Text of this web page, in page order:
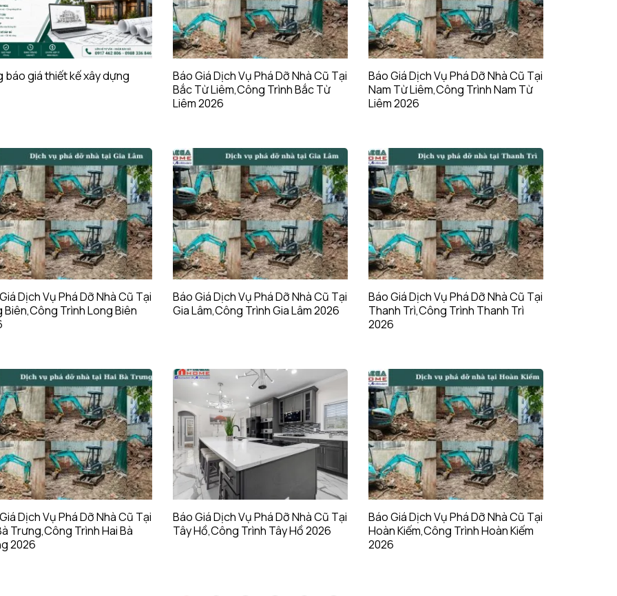
báo giá thiết kế xây dựng
Báo Giá Dịch Vụ Phá Dỡ Nhà Cũ Tại
Bắc Từ Liêm,Công Trình Bắc Từ
Liêm 2026
Báo Giá Dịch Vụ Phá Dỡ Nhà Cũ Tại
Nam Từ Liêm,Công Trình Nam Từ
Liêm 2026
Dịch Vụ Phá Dỡ Nhà Cũ Tại
Biên,Công Trình Long Biên
Báo Giá Dịch Vụ Phá Dỡ Nhà Cũ Tại
Gia Lâm,Công Trình Gia Lâm 2026
Báo Giá Dịch Vụ Phá Dỡ Nhà Cũ Tại
Thanh Trì,Công Trình Thanh Trì
2026
Dịch Vụ Phá Dỡ Nhà Cũ Tại
Trưng,Công Trình Hai Bà
2026
Báo Giá Dịch Vụ Phá Dỡ Nhà Cũ Tại
Tây Hồ,Công Trình Tây Hồ 2026
Báo Giá Dịch Vụ Phá Dỡ Nhà Cũ Tại
Hoàn Kiếm,Công Trình Hoàn Kiếm
2026